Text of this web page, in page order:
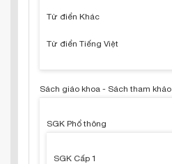
Từ điển Khác
Từ điển Tiếng Việt
Sách giáo khoa - Sách tham khảo
SGK Phổ thông
SGK Cấp 1